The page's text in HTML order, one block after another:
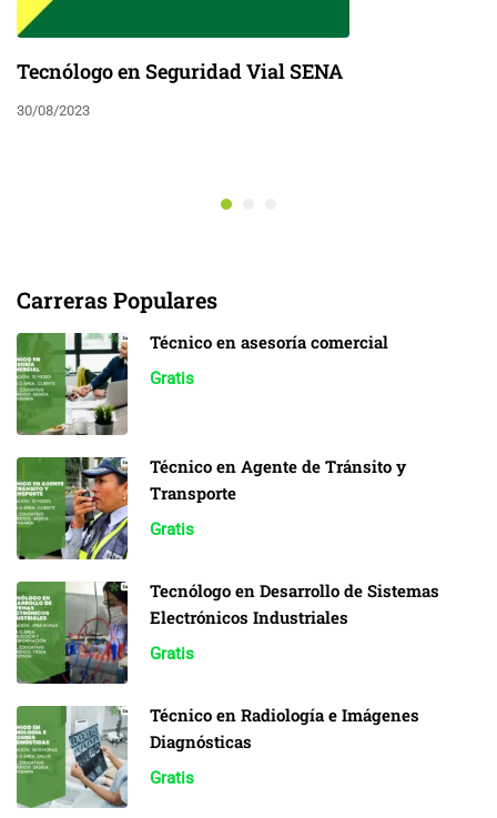
Tecnólogo en Seguridad Vial SENA
30/08/2023
Carreras Populares
Técnico en asesoría comercial
Gratis
Técnico en Agente de Tránsito y
Transporte
Gratis
Tecnólogo en Desarrollo de Sistemas
Electrónicos Industriales
Gratis
Técnico en Radiología e Imágenes
Diagnósticas
Gratis